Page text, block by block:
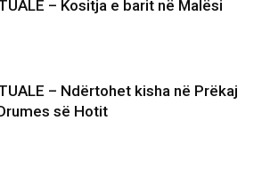
– Kositja e barit në Malësi
– Ndërtohet kisha në Prëkaj
së Hotit